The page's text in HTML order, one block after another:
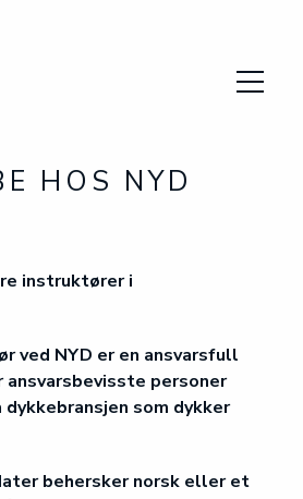
SKOLEN
SPØRSMÅL
HOS NYD
instruktører i
ved NYD er en ansvarsfull
ansvarsbevisste personer
som dykker
behersker norsk eller et